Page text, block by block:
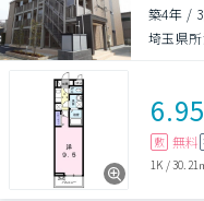
築4年 /
埼玉県
6.95
敷 無料
1K /30.21